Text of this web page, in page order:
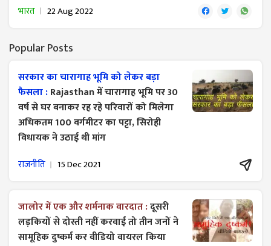
भारत 22 Aug 2022
Popular Posts
सरकार का चारागाह भूमि को लेकर बड़ा
फैसला :Rajasthan में चारागाह भूमि पर 30
वर्ष से घर बनाकर रह रहे परिवारों को मिलेगा
अधिकतम 100 वर्गमीटर का पट्टा, सिरोही
विधायक ने उठाई थी मांग
राजनीति 15 Dec 2021
जालोर में एक और शर्मनाक वारदात :दूसरी
लड़कियों से दोस्ती नहीं करवाई तो तीन जनों ने
सामूहिक दुष्कर्म कर वीडियो वायरल किया